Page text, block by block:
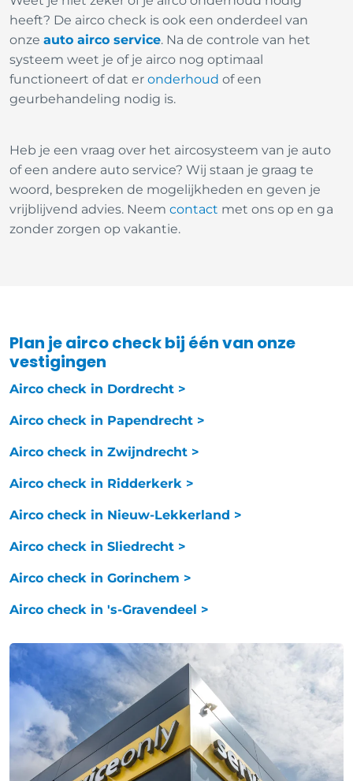
heeft? De airco check is ook een onderdeel van
onzeauto airco service. Na de controle van het
systeem weet je of je airco nog optimaal
functioneert of dat eronderhoud of een
geurbehandeling nodig is.
Heb je een vraag over het aircosysteem van je auto
of een andere auto service? Wij staan je graag te
woord, bespreken de mogelijkheden en geven je
vrijblijvend advies. Neemcontact met ons op en ga
zonder zorgen op vakantie.
Plan je airco check bij één van onze
vestigingen
Airco check in Dordrecht >
Airco check in Papendrecht >
Airco check in Zwijndrecht >
Airco check in Ridderkerk >
Airco check in Nieuw-Lekkerland >
Airco check in Sliedrecht >
Airco check in Gorinchem >
Airco check in 's-Gravendeel >